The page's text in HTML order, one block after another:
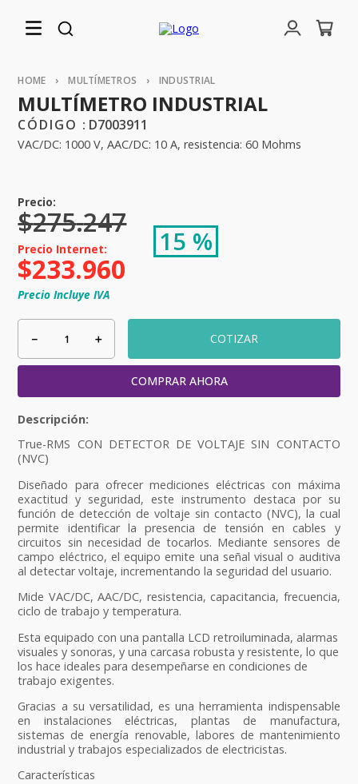
MULTÍMETROS INDUSTRIAL
MULTÍMETRO INDUSTRIAL
: D7003911
VAC/DC: 1000 V, AAC/DC: 10 A, resistencia: 60 Mohms
$275.247
15 %
$233.960
Precio Incluye IVA
＋
－ COTIZAR
COMPRAR AHORA
True-RMS CON DETECTOR DE VOLTAJE SIN CONTACTO
(NVC)
Diseñado para ofrecer mediciones eléctricas con máxima
exactitud y seguridad, este instrumento destaca por su
función de detección de voltaje sin contacto (NVC), la cual
permite identificar la presencia de tensión en cables y
circuitos sin necesidad de tocarlos. Mediante sensores de
campo eléctrico, el equipo emite una señal visual o auditiva
al detectar voltaje, incrementando la seguridad del usuario.
Mide VAC/DC, AAC/DC, resistencia, capacitancia, frecuencia,
ciclo de trabajo y temperatura.
Esta equipado con una pantalla LCD retroiluminada, alarmas
visuales y sonoras, y una carcasa robusta y resistente, lo que
los hace ideales para desempeñarse en condiciones de
trabajo exigentes.
Gracias a su versatilidad, es una herramienta indispensable
en instalaciones eléctricas, plantas de manufactura,
sistemas de energía renovable, labores de mantenimiento
industrial y trabajos especializados de electricistas.
Características